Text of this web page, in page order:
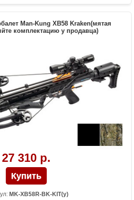
Man-Kung XB58 Kraken(мятая
комплектацию у продавца)
27 310 р.
MK-XB58R-BK-KIT(у)